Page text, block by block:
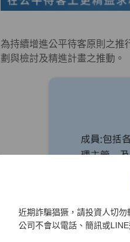
近期詐騙猖獗，請投資人切
公司不會以電話、簡訊或
為持續增進公平待客原則之推
劃與檢討及精進計畫之推動。